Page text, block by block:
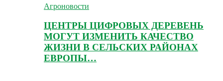
Агроновости
ЦЕНТРЫ ЦИФРОВЫХ ДЕРЕВЕНЬ
МОГУТ ИЗМЕНИТЬ КАЧЕСТВО
ЖИЗНИ В СЕЛЬСКИХ РАЙОНАХ
ЕВРОПЫ…